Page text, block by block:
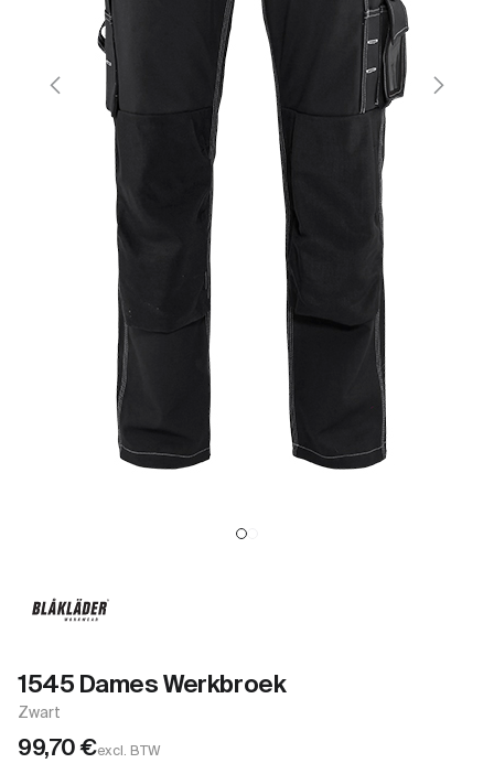
1545 Dames Werkbroek
Zwart
99,70€excl. BTW